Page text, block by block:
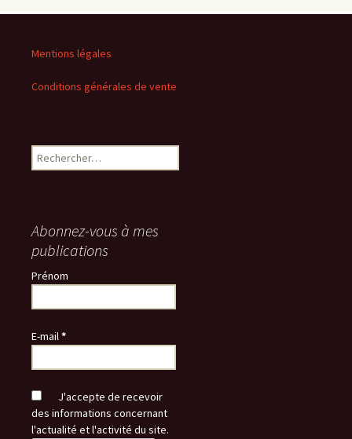
Mentions légales
Conditions générales de vente
Rechercher :
Abonnez-vous à mes
publications
Prénom
E-mail*
J'accepte de recevoir
des informations concernant
l'actualité et l'activité du site.